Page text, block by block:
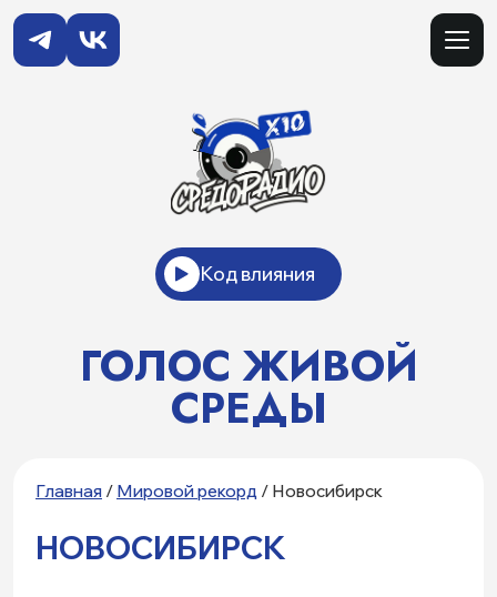
Код влияния
ГОЛОС ЖИВОЙ
СРЕДЫ
Главная / Мировой рекорд / Новосибирск
НОВОСИБИРСК